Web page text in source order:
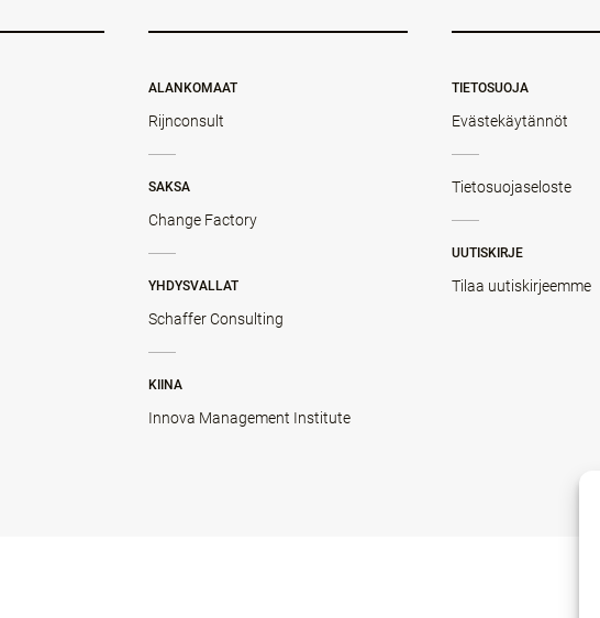
ALANKOMAAT
Rijnconsult
SAKSA
Change Factory
YHDYSVALLAT
Schaffer Consulting
KIINA
Innova Management Institute
TIETOSUOJA
Evästekäytännöt
Tietosuojaseloste
UUTISKIRJE
Tilaa uutiskirjeemme